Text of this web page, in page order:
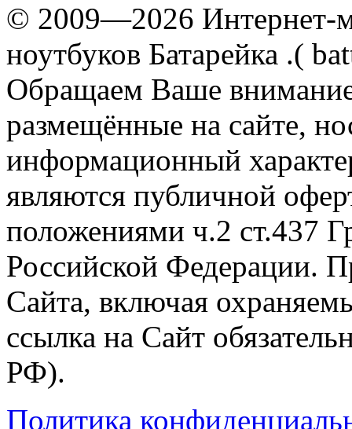
© 2009—2026 Интернет-
ноутбуков Батарейка .(
Обращаем Ваше
размещённые на сайте,
информационный
являются публичной
положениями ч.2 ст.437
Российской Федерации.
Сайта, включая
ссылка на Сайт
РФ).
Политика